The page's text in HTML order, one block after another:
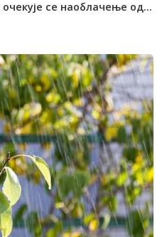
се наоблачење од...